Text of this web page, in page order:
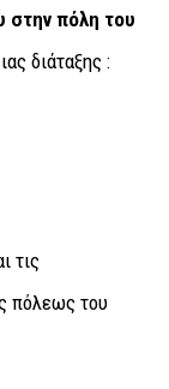
στην πόλη του
διάταξης :
τις
πόλεως του